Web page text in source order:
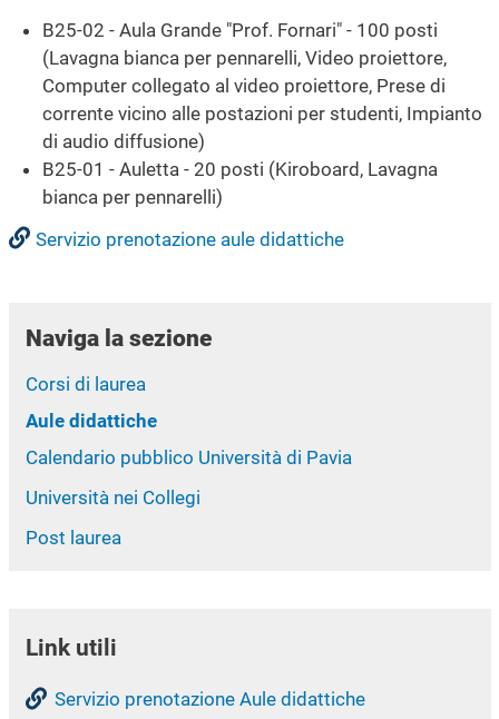
B25-02 - Aula Grande "Prof. Fornari" - 100 posti
(Lavagna bianca per pennarelli, Video proiettore,
Computer collegato al video proiettore, Prese di
corrente vicino alle postazioni per studenti, Impianto
di audio diffusione)
B25-01 - Auletta - 20 posti (Kiroboard, Lavagna
bianca per pennarelli)
Servizio prenotazione aule didattiche
Naviga la sezione
Corsi di laurea
Aule didattiche
Calendario pubblico Università di Pavia
Università nei Collegi
Post laurea
Link utili
Servizio prenotazione Aule didattiche